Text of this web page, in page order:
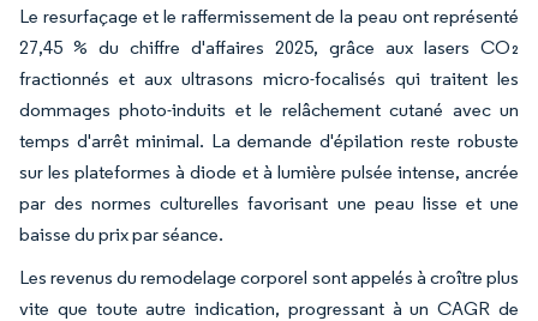
Le resurfaçage et le raffermissement de la peau ont représenté
27,45 % du chiffre d'affaires 2025, grâce aux lasers CO₂
fractionnés et aux ultrasons micro-focalisés qui traitent les
dommages photo-induits et le relâchement cutané avec un
temps d'arrêt minimal. La demande d'épilation reste robuste
sur les plateformes à diode et à lumière pulsée intense, ancrée
par des normes culturelles favorisant une peau lisse et une
baisse du prix par séance.
Les revenus du remodelage corporel sont appelés à croître plus
vite que toute autre indication, progressant à un CAGR de